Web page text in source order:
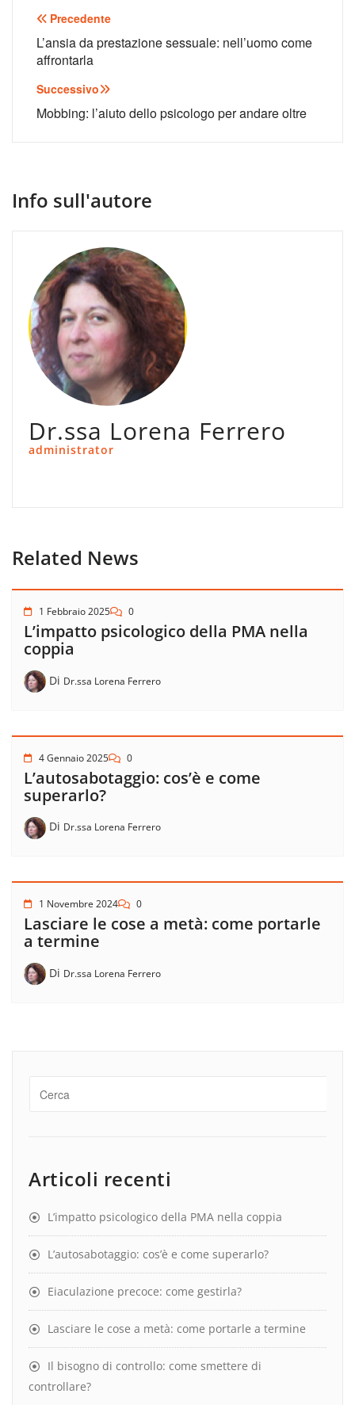
Navigazione
articoli
Precedente
L’ansia da prestazione sessuale: nell’uomo come
affrontarla
Successivo
Mobbing: l’aiuto dello psicologo per andare oltre
Info sull'autore
Dr.ssa Lorena Ferrero
administrator
Related News
1 Febbraio 2025 0
L’impatto psicologico della PMA nella
coppia
Di Dr.ssa Lorena Ferrero
4 Gennaio 2025 0
L’autosabotaggio: cos’è e come
superarlo?
Di Dr.ssa Lorena Ferrero
1 Novembre 2024 0
Lasciare le cose a metà: come portarle
a termine
Di Dr.ssa Lorena Ferrero
Articoli recenti
L’impatto psicologico della PMA nella coppia
L’autosabotaggio: cos’è e come superarlo?
Eiaculazione precoce: come gestirla?
Lasciare le cose a metà: come portarle a termine
Il bisogno di controllo: come smettere di
controllare?